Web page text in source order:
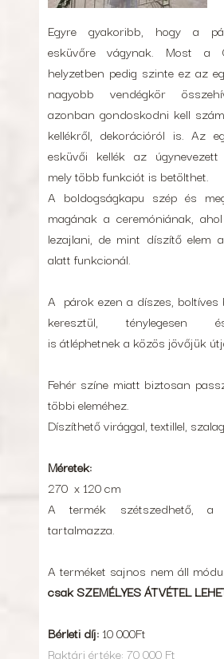
Egyre gyakoribb, hogy a
esküvőre vágynak. Most a
helyzetben pedig szinte ez az
nagyobb vendégkör
azonban gondoskodni kell
kellékről, dekorációról is. Az
esküvői kellék az úgynevezett
mely több funkciót is betölthet.
A boldogságkapu szép és
magának a ceremóniának,
lezajlani, de mint díszítő elem
alatt funkcionál.
A párok ezen a díszes, boltíves
keresztül, ténylegesen
is átléphetnek a közös jövőjük
Fehér színe miatt biztosan
többi eleméhez.
Díszíthető virággal, textillel,
Méretek:
270 x 120 cm
A termék szétszedhető, a
tartalmazza.
A terméket sajnos nem áll
csak SZEMÉLYES ÁTVÉTEL
Bérleti díj:10 000Ft
Raktári értéke: 70 000 Ft